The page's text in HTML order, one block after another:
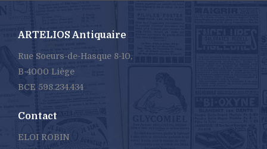
ARTELIOS Antiquaire
Rue Soeurs-de-Hasque 8-10,
B-4000 Liège
BCE 598.234.434
Contact
ELOI ROBIN